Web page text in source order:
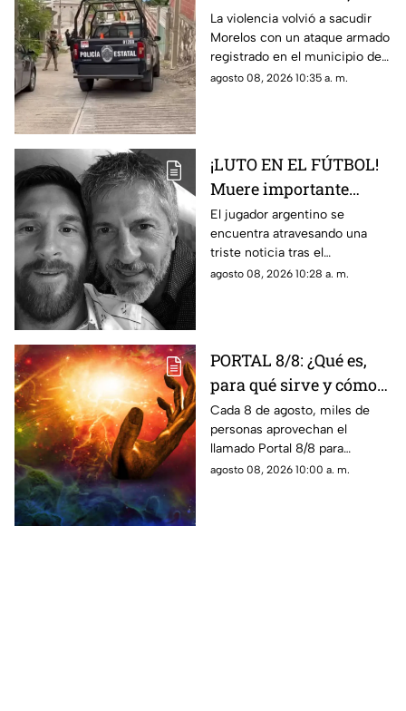
ejecutan a un hombre
en Jojutla
La violencia volvió a sacudir
Morelos con un ataque armado
registrado en el municipio de
Jojutla.
agosto 08, 2026 10:35 a. m.
¡LUTO EN EL FÚTBOL!
Muere importante
figura de la familia
MESSI; así dieron a
conocer la noticia
El jugador argentino se
encuentra atravesando una
triste noticia tras el
fallecimiento de su padre.
agosto 08, 2026 10:28 a. m.
PORTAL 8/8: ¿Qué es,
para qué sirve y cómo
manifestar
correctamente?
Cada 8 de agosto, miles de
personas aprovechan el
llamado Portal 8/8 para
reflexionar, pedir y establecer
agosto 08, 2026 10:00 a. m.